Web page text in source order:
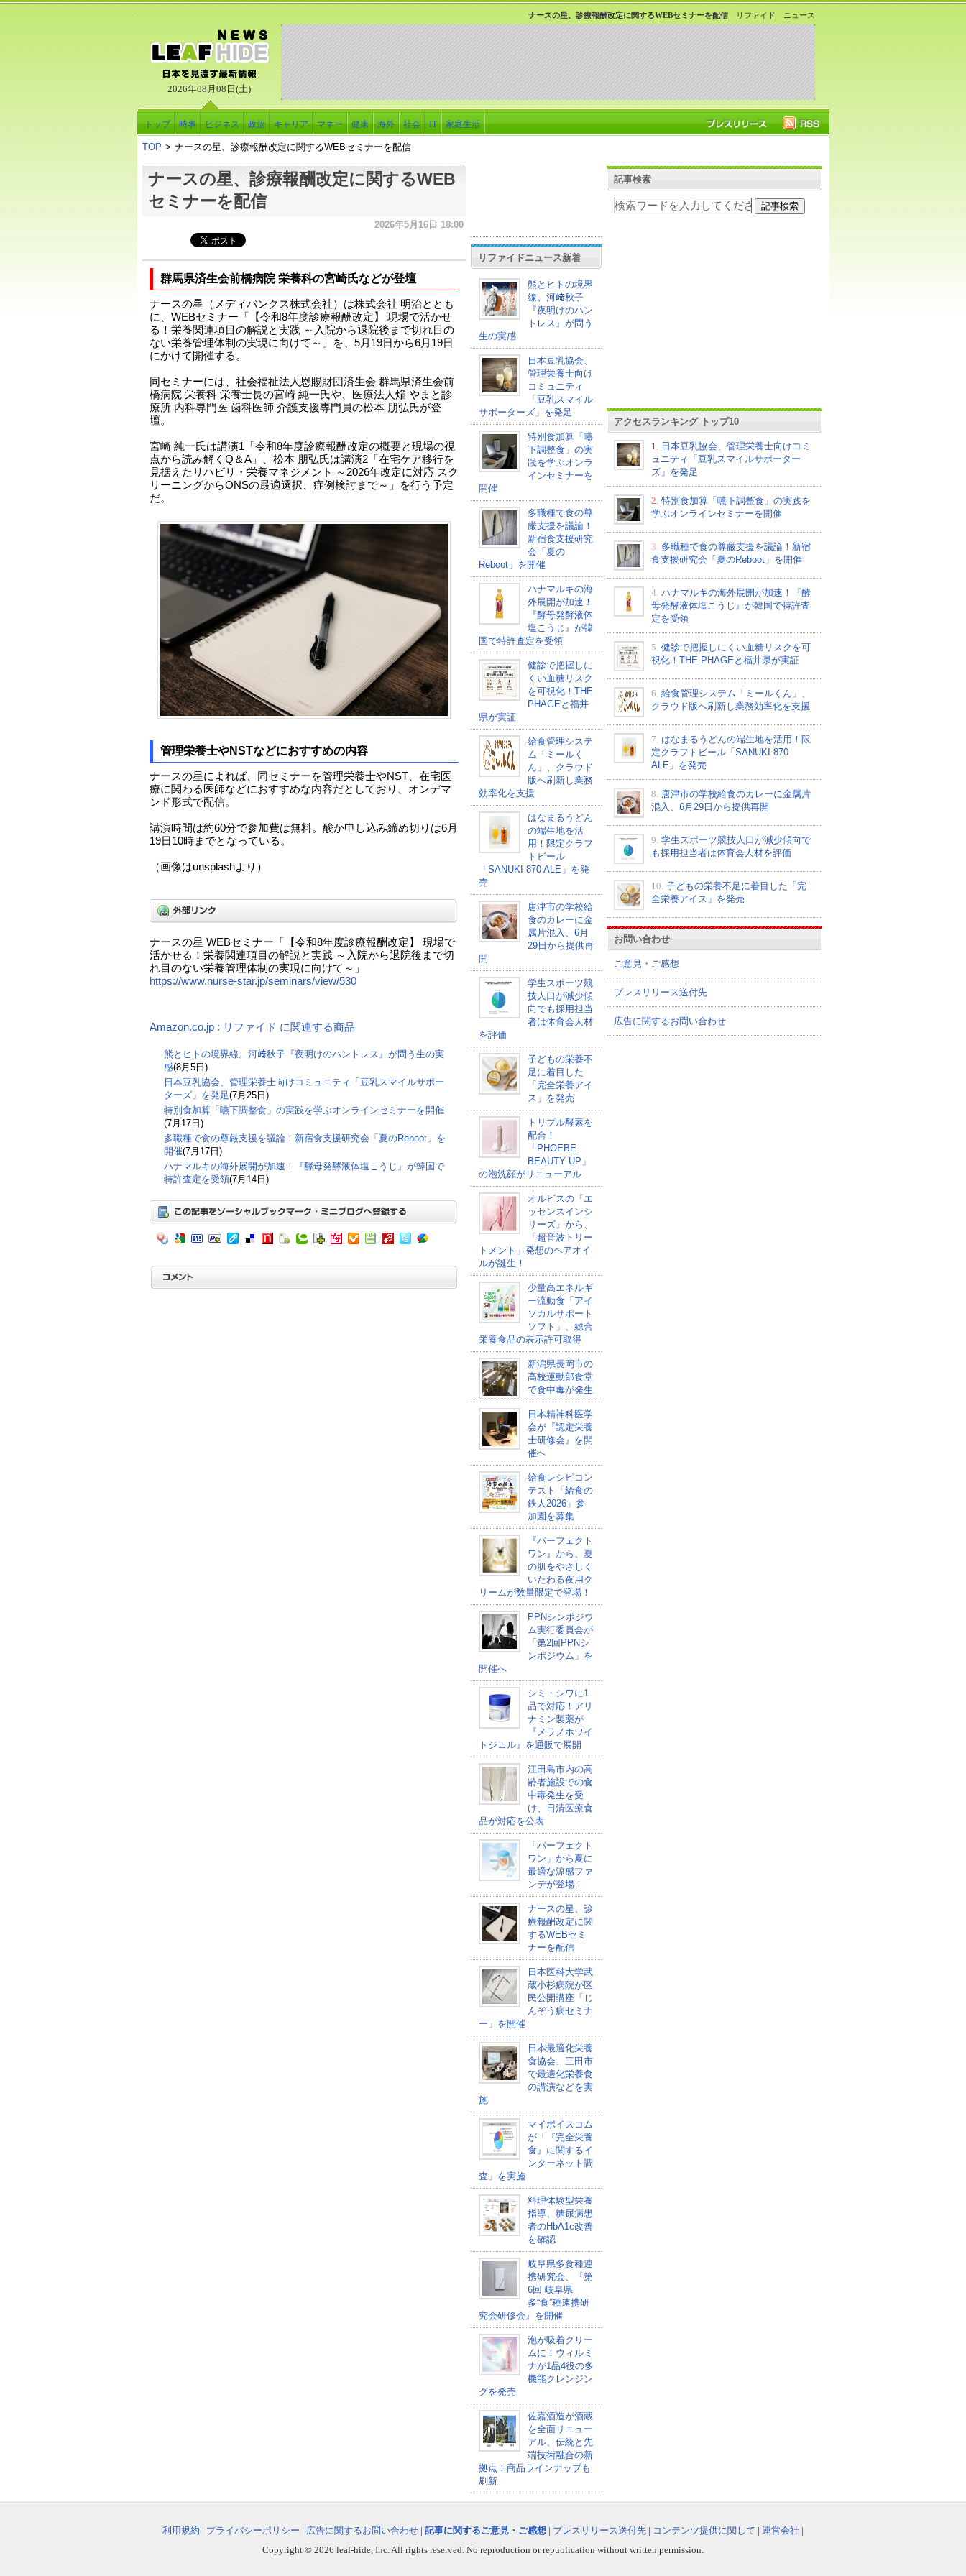
2026年08月08日(土)
リファイド ニュース
ナースの星、診療報酬改定に関するWEBセミナーを配信
トップ 時事 ビジネス 政治 キャリア マネー 健康 海外 社会 IT 家庭生活
TOP > ナースの星、診療報酬改定に関するWEBセミナーを配信
ナースの星、診療報酬改定に関するWEB
セミナーを配信
2026年5月16日 18:00
群馬県済生会前橋病院 栄養科の宮崎氏などが登壇
ナースの星（メディバンクス株式会社）は株式会社 明治ととも
に、WEBセミナー「【令和8年度診療報酬改定】 現場で活かせ
る！栄養関連項目の解説と実践 ～入院から退院後まで切れ目の
ない栄養管理体制の実現に向けて～」を、5月19日から6月19日
にかけて開催する。
同セミナーには、社会福祉法人恩賜財団済生会 群馬県済生会前
橋病院 栄養科 栄養士長の宮崎 純一氏や、医療法人焔 やまと診
療所 内科専門医 歯科医師 介護支援専門員の松本 朋弘氏が登
壇。
宮崎 純一氏は講演1「令和8年度診療報酬改定の概要と現場の視
点から読み解くQ＆A」、松本 朋弘氏は講演2「在宅ケア移行を
見据えたリハビリ・栄養マネジメント ～2026年改定に対応 スク
リーニングからONSの最適選択、症例検討まで～」を行う予定
だ。
管理栄養士やNSTなどにおすすめの内容
ナースの星によれば、同セミナーを管理栄養士やNST、在宅医
療に関わる医師などにおすすめな内容だとしており、オンデマ
ンド形式で配信。
講演時間は約60分で参加費は無料。酸か申し込み締め切りは6月
19日10時までとなっている。
（画像はunsplashより）
ナースの星 WEBセミナー「【令和8年度診療報酬改定】 現場で
活かせる！栄養関連項目の解説と実践 ～入院から退院後まで切
れ目のない栄養管理体制の実現に向けて～」
https://www.nurse-star.jp/seminars/view/530
Amazon.co.jp : リファイド に関連する商品
熊とヒトの境界線。河﨑秋子『夜明けのハントレス』が問う生の実
感(8月5日)
日本豆乳協会、管理栄養士向けコミュニティ「豆乳スマイルサポー
ターズ」を発足(7月25日)
特別食加算「嚥下調整食」の実践を学ぶオンラインセミナーを開催
(7月17日)
多職種で食の尊厳支援を議論！新宿食支援研究会「夏のReboot」を
開催(7月17日)
ハナマルキの海外展開が加速！『酵母発酵液体塩こうじ』が韓国で
特許査定を受領(7月14日)
リファイドニュース新着
熊とヒトの境界
線。河﨑秋子
『夜明けのハン
トレス』が問う
生の実感
日本豆乳協会、
管理栄養士向け
コミュニティ
「豆乳スマイル
サポーターズ」を発足
特別食加算「嚥
下調整食」の実
践を学ぶオンラ
インセミナーを
開催
多職種で食の尊
厳支援を議論！
新宿食支援研究
会「夏の
Reboot」を開催
ハナマルキの海
外展開が加速！
『酵母発酵液体
塩こうじ』が韓
国で特許査定を受領
健診で把握しに
くい血糖リスク
を可視化！THE
PHAGEと福井
県が実証
給食管理システ
ム「ミールく
ん」、クラウド
版へ刷新し業務
効率化を支援
はなまるうどん
の端生地を活
用！限定クラフ
トビール
「SANUKI 870 ALE」を発
売
唐津市の学校給
食のカレーに金
属片混入、6月
29日から提供再
開
学生スポーツ競
技人口が減少傾
向でも採用担当
者は体育会人材
を評価
子どもの栄養不
足に着目した
「完全栄養アイ
ス」を発売
トリプル酵素を
配合！
「PHOEBE
BEAUTY UP」
の泡洗顔がリニューアル
オルビスの『エ
ッセンスインシ
リーズ』から、
「超音波トリー
トメント」発想のヘアオイ
ルが誕生！
少量高エネルギ
ー流動食「アイ
ソカルサポート
ソフト」、総合
栄養食品の表示許可取得
新潟県長岡市の
高校運動部食堂
で食中毒が発生
日本精神科医学
会が『認定栄養
士研修会』を開
催へ
給食レシピコン
テスト「給食の
鉄人2026」参
加園を募集
『パーフェクト
ワン』から、夏
の肌をやさしく
いたわる夜用ク
リームが数量限定で登場！
PPNシンポジウ
ム実行委員会が
「第2回PPNシ
ンポジウム」を
開催へ
シミ・シワに1
品で対応！アリ
ナミン製薬が
『メラノホワイ
トジェル』を通販で展開
江田島市内の高
齢者施設での食
中毒発生を受
け、日清医療食
品が対応を公表
「パーフェクト
ワン」から夏に
最適な涼感ファ
ンデが登場！
ナースの星、診
療報酬改定に関
するWEBセミ
ナーを配信
日本医科大学武
蔵小杉病院が区
民公開講座「じ
んぞう病セミナ
ー」を開催
日本最適化栄養
食協会、三田市
で最適化栄養食
の講演などを実
施
マイボイスコム
が「『完全栄養
食』に関するイ
ンターネット調
査」を実施
料理体験型栄養
指導、糖尿病患
者のHbA1c改善
を確認
岐阜県多食種連
携研究会、『第
6回 岐阜県
多“食”種連携研
究会研修会』を開催
泡が吸着クリー
ムに！ウィルミ
ナが1品4役の多
機能クレンジン
グを発売
佐嘉酒造が酒蔵
を全面リニュー
アル、伝統と先
端技術融合の新
拠点！商品ラインナップも
刷新
記事検索
アクセスランキング トップ10
1.
日本豆乳協会、管理栄養士向けコミ
ュニティ「豆乳スマイルサポーター
ズ」を発足
2. 特別食加算「嚥下調整食」の実践を
学ぶオンラインセミナーを開催
3. 多職種で食の尊厳支援を議論！新宿
食支援研究会「夏のReboot」を開催
4. ハナマルキの海外展開が加速！『酵
母発酵液体塩こうじ』が韓国で特許査
定を受領
5. 健診で把握しにくい血糖リスクを可
視化！THE PHAGEと福井県が実証
6. 給食管理システム「ミールくん」、
クラウド版へ刷新し業務効率化を支援
7. はなまるうどんの端生地を活用！限
定クラフトビール「SANUKI 870
ALE」を発売
8. 唐津市の学校給食のカレーに金属片
混入、6月29日から提供再開
9. 学生スポーツ競技人口が減少傾向で
も採用担当者は体育会人材を評価
10. 子どもの栄養不足に着目した「完
全栄養アイス」を発売
お問い合わせ
ご意見・ご感想
プレスリリース送付先
広告に関するお問い合わせ
利用規約 | プライバシーポリシー | 広告に関するお問い合わせ | 記事に関するご意見・ご感想 | プレスリリース送付先 | コンテンツ提供に関して | 運営会社 |
Copyright © 2026 leaf-hide, Inc. All rights reserved. No reproduction or republication without written permission.